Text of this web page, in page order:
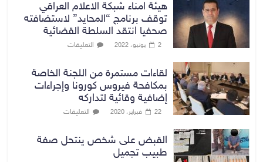
هيئة امناء شبكة الاعلام العراقي
توقف برنامج “المحايد” لاستضافته
صحفيا انتقد السلطة القضائية
2 يونيو، 2022 التعليقات
لقاءات مستمرة من اللجنة الخاصة
بمكافحة فيروس كورونا وإجراءات
إضافية وقائية لتداركه
22 فبراير، 2020 التعليقات
القبض على شخص ينتحل صفة
طبيب تجميل